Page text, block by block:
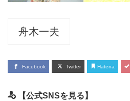
舟木一夫
Facebook Twitter Hatena
【公式SNSを見る】